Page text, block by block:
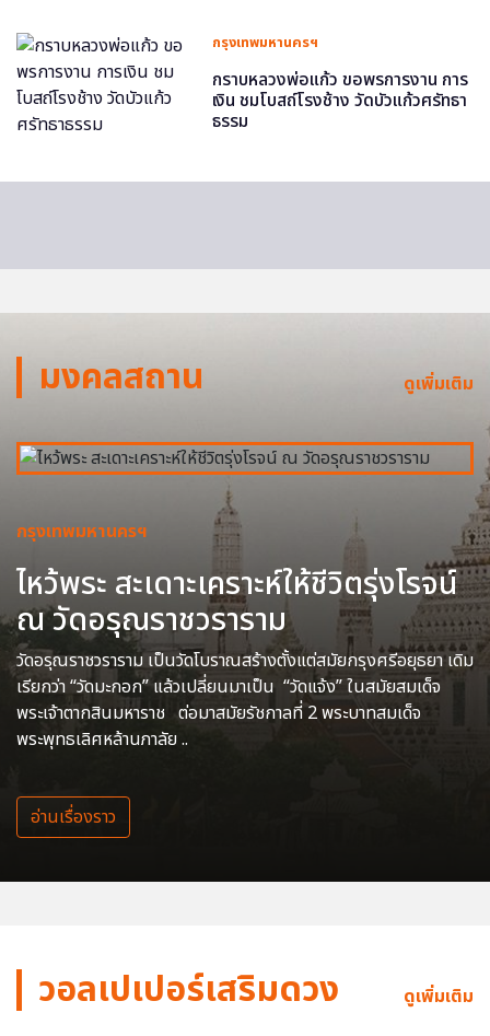
กรุงเทพมหานครฯ
กราบหลวงพ่อแก้ว ขอพรการงาน การ
เงิน ชมโบสถ์โรงช้าง วัดบัวแก้วศรัทธา
ธรรม
มงคลสถาน ดูเพิ่มเติม
กรุงเทพมหานครฯ
ไหว้พระ สะเดาะเคราะห์ให้ชีวิตรุ่งโรจน์
ณ วัดอรุณราชวราราม
วัดอรุณราชวราราม เป็นวัดโบราณสร้างตั้งแต่สมัยกรุงศรีอยุธยา เดิม
เรียกว่า “วัดมะกอก” แล้วเปลี่ยนมาเป็น “วัดแจ้ง” ในสมัยสมเด็จ
พระเจ้าตากสินมหาราช ต่อมาสมัยรัชกาลที่ 2 พระบาทสมเด็จ
พระพุทธเลิศหล้านภาลัย ..
อ่านเรื่องราว
วอลเปเปอร์เสริมดวง ดูเพิ่มเติม